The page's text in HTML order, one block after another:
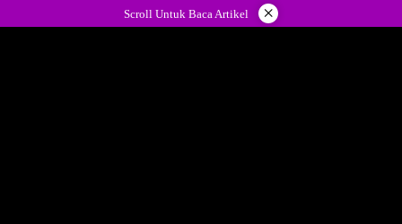
ke
Scroll Untuk Baca Artikel ×